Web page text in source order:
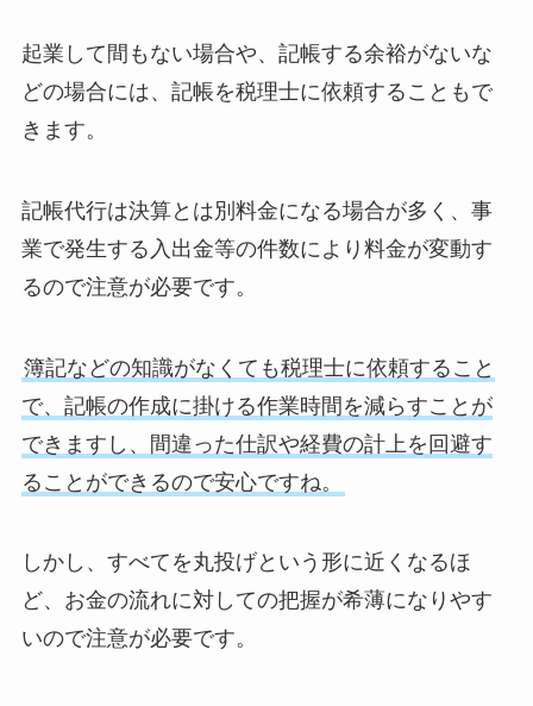
起業して間もない場合や、記帳する余裕がないな
どの場合には、記帳を税理士に依頼することもで
きます。
記帳代行は決算とは別料金になる場合が多く、事
業で発生する入出金等の件数により料金が変動す
るので注意が必要です。
簿記などの知識がなくても税理士に依頼すること
で、記帳の作成に掛ける作業時間を減らすことが
できますし、間違った仕訳や経費の計上を回避す
ることができるので安心ですね。
しかし、すべてを丸投げという形に近くなるほ
ど、お金の流れに対しての把握が希薄になりやす
いので注意が必要です。